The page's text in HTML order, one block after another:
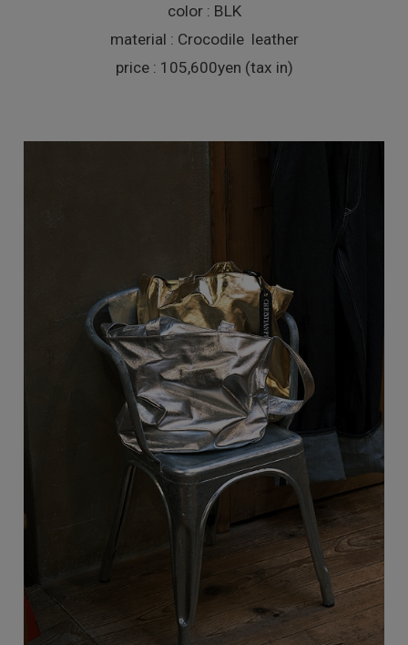
color : BLK
material : Crocodile leather
price : 105,600yen (tax in)